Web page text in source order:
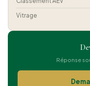
Vitrage
Réponse